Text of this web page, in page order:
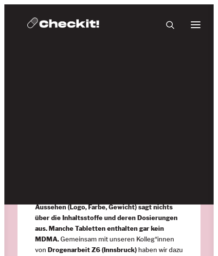
Aussehen (Logo, Farbe, Gewicht) sagt nichts
über die Inhaltsstoffe und deren Dosierungen
aus. Manche Tabletten enthalten gar kein
MDMA.Gemeinsam mit unseren Kolleg*innen
von Drogenarbeit Z6(Innsbruck) haben wir dazu